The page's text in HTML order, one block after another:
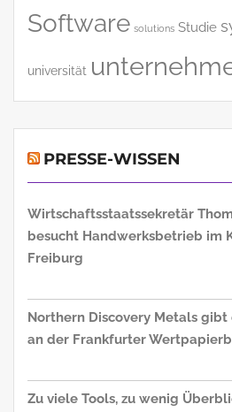
Software solutions Studie
universität
PRESSE-WISSEN
Wirtschaftsstaatssekretär
besucht Handwerksbetrieb im
Freiburg
Northern Discovery Metals
an der Frankfurter
Zu viele Tools, zu wenig